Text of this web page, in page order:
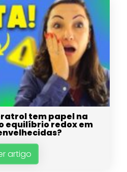
tem papel na
equilíbrio redox em
artigo